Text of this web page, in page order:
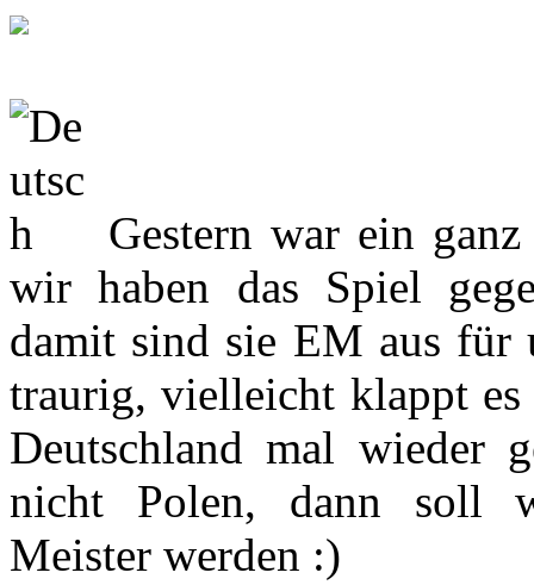
Gestern war ein
wir haben das Spiel
damit sind sie EM aus für
traurig, vielleicht klappt es
Deutschland mal wieder
nicht Polen, dann soll
Meister werden :)